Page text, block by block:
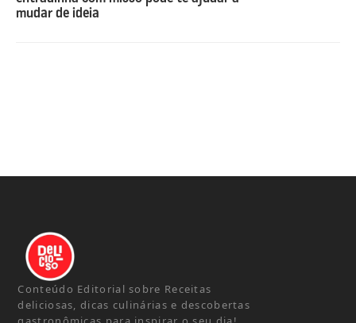
mudar de ideia
Conteúdo Editorial sobre Receitas
deliciosas, dicas culinárias e descobertas